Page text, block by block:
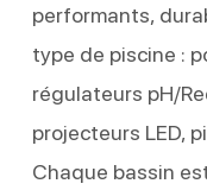
performants,
type de piscine :
régulateurs pH/
projecteurs LED,
Chaque bassin